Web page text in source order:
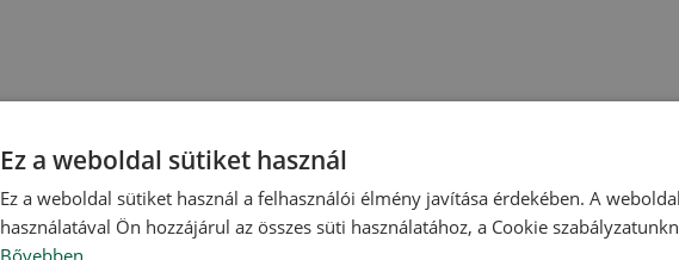
Ez a weboldal sütiket használ
Ez a weboldal sütiket használ a felhasználói élmény javítása érdekében. A
használatával Ön hozzájárul az összes süti használatához, a Cookie
Bővebben